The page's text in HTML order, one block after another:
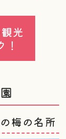
光
梅の名所